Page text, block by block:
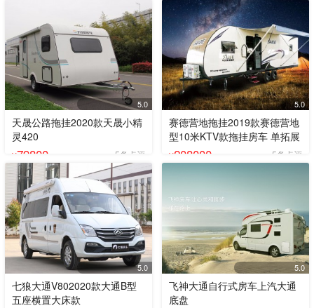
5.0
天晟公路拖挂2020款天晟小精
灵420
¥79800 5条点评
5.0
赛德营地拖挂2019款赛德营地
型10米KTV款拖挂房车 单拓展
¥208000 5条点评
5.0
七狼大通V802020款大通B型
五座横置大床款
5.0
飞神大通自行式房车上汽大通
底盘